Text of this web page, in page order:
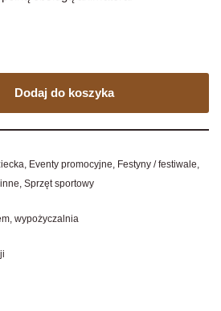
Dodaj do koszyka
, Eventy promocyjne, Festyny / festiwale,
, Sprzęt sportowy
, wypożyczalnia